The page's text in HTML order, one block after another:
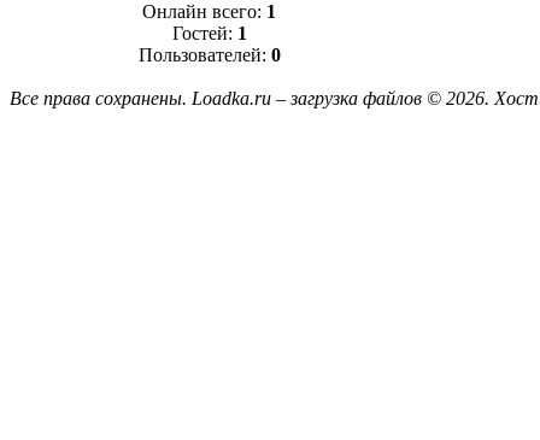
Онлайн всего: 1
Гостей: 1
Пользователей: 0
Все права сохранены. Loadka.ru – загрузка файлов © 2026.